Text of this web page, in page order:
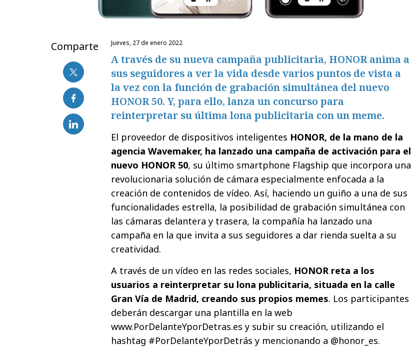
Comparte jueves, 27 de enero 2022
A través de su nueva campaña publicitaria, HONOR anima a
sus seguidores a ver la vida desde varios puntos de vista a
la vez con la función de grabación simultánea del nuevo
HONOR 50. Y, para ello, lanza un concurso para
reinterpretar su última lona publicitaria con un meme.
El proveedor de dispositivos inteligentes HONOR, de la mano de la
agencia Wavemaker, ha lanzado una campaña de activación para el
nuevo HONOR 50, su último smartphone Flagship que incorpora una
revolucionaria solución de cámara especialmente enfocada a la
creación de contenidos de vídeo. Así, haciendo un guiño a una de sus
funcionalidades estrella, la posibilidad de grabación simultánea con
las cámaras delantera y trasera, la compañía ha lanzado una
campaña en la que invita a sus seguidores a dar rienda suelta a su
creatividad.
A través de un vídeo en las redes sociales, HONOR reta a los
usuarios a reinterpretar su lona publicitaria, situada en la calle
Gran Vía de Madrid, creando sus propios memes. Los participantes
deberán descargar una plantilla en la web
www.PorDelanteYporDetras.es y subir su creación, utilizando el
hashtag #PorDelanteYporDetrás y mencionando a @honor_es.